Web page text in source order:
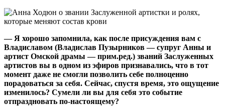
— Я хорошо запомнила, как после присуждения вам с
Владиславом (Владислав Пузырников — супруг Анны и
артист Омской драмы — прим.ред.) званий Заслуженных
артистов вы в одном из эфиров признавались, что в тот
момент даже не смогли позволить себе полноценно
порадоваться за себя. Сейчас, спустя время, это ощущение
изменилось? Сумели ли вы для себя это событие
отпраздновать по-настоящему?